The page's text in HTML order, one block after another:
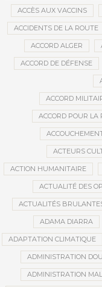
ACCÈS AUX VACCINS
ACCIDENTS DE LA ROUTE
ACCORD ALGER
ACCORD DE DÉFENSE
ACCORD
ACCORD POUR LA
ACTEURS
ACTION HUMANITAIRE
ACTUALITÉ DES
ACTUALITÉS
ADAMA DIARRA
ADAPTATION CLIMATIQUE
ADMINISTRATION
ADMINISTRATION